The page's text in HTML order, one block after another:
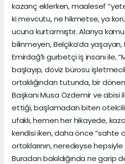
kazanç eklerken, maalesef
ki mevcutu, ne hikmetse, ya
ucuna kurtarmıştır. Alanya
bilinmeyen, Belçika’da
Emirdağ’lı gurbetçi iş insanı ile,
başlayıp, döviz bürosu
ortaklığından tutunda, bir
Başkanı Musa Özdemir ve abisi
ettiği, başlamadan biten
ufaklı, hemen her hikayede,
kendisi iken, daha önce “sahte
ortaklarının, neredeyse hepsiyle
Buradan bakıldığında ne garip